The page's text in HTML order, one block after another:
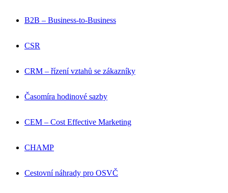
B2B – Business-to-Business
CSR
CRM – řízení vztahů se zákazníky
Časomíra hodinové sazby
CEM – Cost Effective Marketing
CHAMP
Cestovní náhrady pro OSVČ